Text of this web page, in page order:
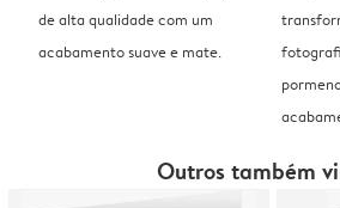
de alta qualidade com um
acabamento suave e mate.
Outros também